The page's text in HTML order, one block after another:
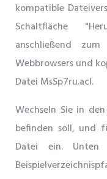
kompatible
Schaltfläche
anschließend
Webbrowsers und
Datei MsSp7ru.acl.
Wechseln Sie in
befinden soll, und
Datei ein.